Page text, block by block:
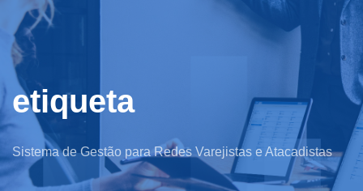
etiqueta
Sistema de Gestão para Redes Varejistas e Atacadistas